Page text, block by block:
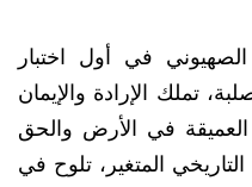
في أول اختبار
تملك الإرادة والإيمان
في الأرض والحق
المتغير، تلوح في